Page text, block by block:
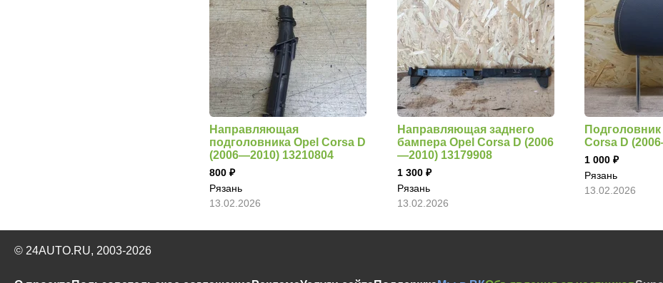
Направляющая
подголовника Opel Corsa D
(2006—2010) 13210804
800
Рязань
13.02.2026
Направляющая заднего
бампера Opel Corsa D (2006
—2010) 13179908
1 300
Рязань
13.02.2026
Подголовник
Corsa D
1 000
Рязань
13.02.2026
© 24AUTO.RU, 2003-2026